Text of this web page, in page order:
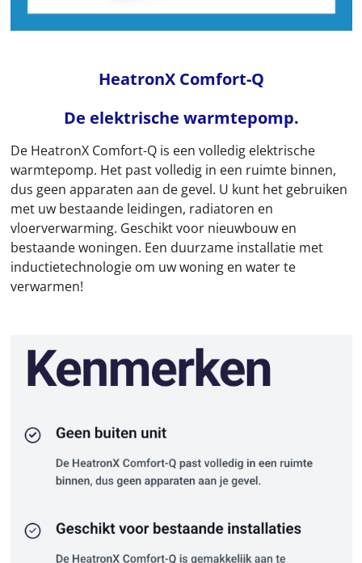
HeatronX Comfort-Q
De elektrische warmtepomp.
De HeatronX Comfort-Q is een volledig elektrische
warmtepomp. Het past volledig in een ruimte binnen,
dus geen apparaten aan de gevel. U kunt het gebruiken
met uw bestaande leidingen, radiatoren en
vloerverwarming. Geschikt voor nieuwbouw en
bestaande woningen. Een duurzame installatie met
inductietechnologie om uw woning en water te
verwarmen!